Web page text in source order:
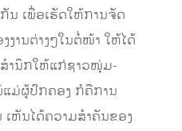
ນ ເພື່ອເຮັດໃຫ້ການຈັດ
ານຕ່າງໆໃນຕໍ່ໜ້າ ໃຫ້ໄດ້
ຳນຶກໃຫ້ແກ່ຊາວໜຸ່ມ-
ແມ່ຜູ້ປົກຄອງ ກໍຄືການ
ຫັນໄດ້ຄວາມສຳຄັນຂອງ